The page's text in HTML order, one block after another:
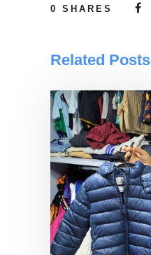
0 SHARES
Related Posts